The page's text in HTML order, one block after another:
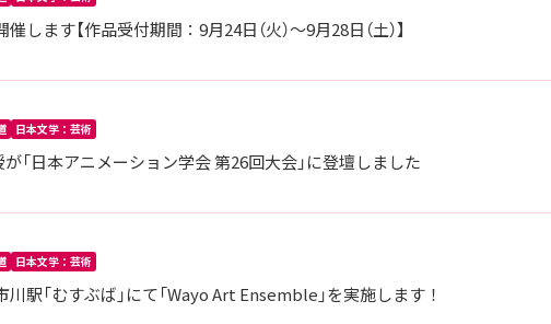
ます【作品受付期間：9月24日（火）～9月28日（土）】
日本文学：芸術
「日本アニメーション学会 第26回大会」に登壇しました
日本文学：芸術
川駅「むすぶば」にて「Wayo Art Ensemble」を実施します！